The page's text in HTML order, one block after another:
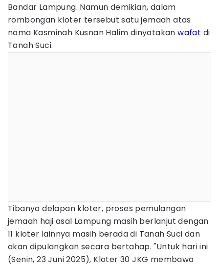
Bandar Lampung. Namun demikian, dalam
rombongan kloter tersebut satu jemaah atas
nama Kasminah Kusnan Halim dinyatakanwafat di
Tanah Suci.
Tibanya delapan kloter, proses pemulangan
jemaah haji asal Lampung masih berlanjut dengan
11 kloter lainnya masih berada di Tanah Suci dan
akan dipulangkan secara bertahap. "Untuk hari ini
(Senin, 23 Juni 2025), Kloter 30 JKG membawa